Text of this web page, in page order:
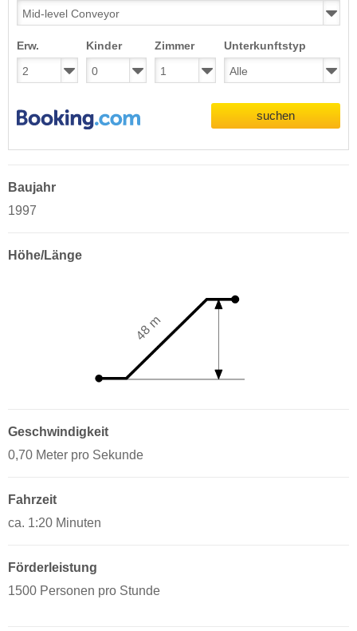
Erw. Kinder Zimmer Unterkunftstyp
suchen
Baujahr
1997
Höhe/Länge
48 m
Geschwindigkeit
0,70 Meter pro Sekunde
Fahrzeit
ca. 1:20 Minuten
Förderleistung
1500 Personen pro Stunde